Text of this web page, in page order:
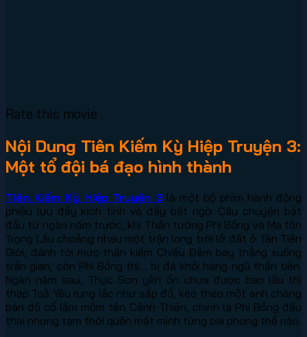
Rate this movie
Nội Dung Tiên Kiếm Kỳ Hiệp Truyện 3:
Một tổ đội bá đạo hình thành
Tiên Kiếm Kỳ Hiệp Truyện 3 là một bộ phim hành động
phiêu lưu đầy kịch tính và đầy bất ngờ. Câu chuyện bắt
đầu từ ngàn năm trước, khi Thần tướng Phi Bồng và Ma tôn
Trọng Lầu choảng nhau một trận long trời lở đất ở Tân Tiên
Giới, đánh tới mức thần kiếm Chiếu Đảm bay thẳng xuống
trần gian, còn Phi Bồng thì… bị đá khỏi hàng ngũ thần tiên.
Ngàn năm sau, Thục Sơn yên ổn chưa được bao lâu thì
tháp Toả Yêu rung lắc như sắp đổ, kéo theo một anh chàng
bán đồ cổ lắm mồm tên Cảnh Thiên, chính là Phi Bồng đầu
thai nhưng tạm thời quên mất mình từng oai phong thế nào.